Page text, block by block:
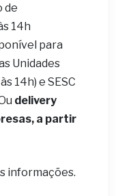
de
14h
para
Unidades
14h) e SESC
delivery
a partir
informações.